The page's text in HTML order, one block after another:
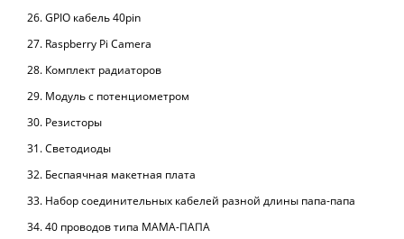
GPIO кабель 40pin
Raspberry Pi Camera
Комплект радиаторов
Модуль с потенциометром
Резисторы
Светодиоды
Беспаячная макетная плата
Набор соединительных кабелей разной длины папа-папа
40 проводов типа МАМА-ПАПА